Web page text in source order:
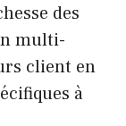
des
multi-
client en
à